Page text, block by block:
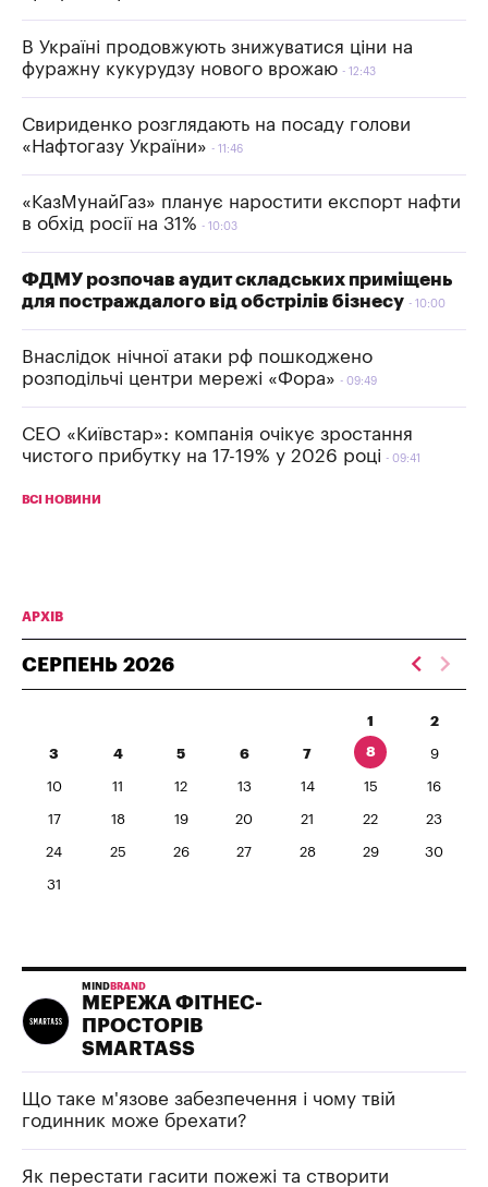
В Україні продовжують знижуватися ціни на
фуражну кукурудзу нового врожаю
12:43
Свириденко розглядають на посаду голови
«Нафтогазу України»
11:46
«КазМунайГаз» планує наростити експорт нафти
в обхід росії на 31%
10:03
ФДМУ розпочав аудит складських приміщень
для постраждалого від обстрілів бізнесу
10:00
Внаслідок нічної атаки рф пошкоджено
розподільчі центри мережі «Фора»
09:49
СЕО «Київстар»: компанія очікує зростання
чистого прибутку на 17-19% у 2026 році
09:41
ВСІ НОВИНИ
АРХІВ
СЕРПЕНЬ 2026
1 2
3 4 5 6 7 8 9
10 11 12 13 14 15 16
17 18 19 20 21 22 23
24 25 26 27 28 29 30
31
MIND BRAND
МЕРЕЖА ФІТНЕС-
ПРОСТОРІВ
SMARTASS
Що таке м'язове забезпечення і чому твій
годинник може брехати?
Як перестати гасити пожежі та створити